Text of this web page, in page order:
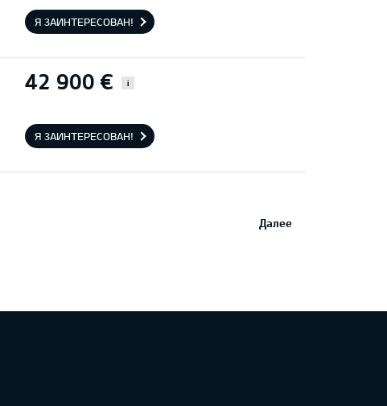
Я ЗАИНТЕРЕСОВАН!
42 900 € i
Я ЗАИНТЕРЕСОВАН!
Далее